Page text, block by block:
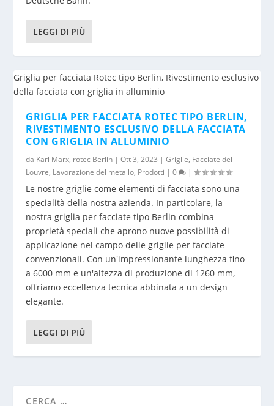
LEGGI DI PIÙ
GRIGLIA PER FACCIATA ROTEC TIPO BERLIN,
RIVESTIMENTO ESCLUSIVO DELLA FACCIATA
CON GRIGLIA IN ALLUMINIO
da Karl Marx, rotec Berlin |Ott 3, 2023 |Griglie, Facciate del
Louvre, Lavorazione del metallo, Prodotti |0 |
Le nostre griglie come elementi di facciata sono una
specialità della nostra azienda. In particolare, la
nostra griglia per facciate tipo Berlin combina
proprietà speciali che aprono nuove possibilità di
applicazione nel campo delle griglie per facciate
convenzionali. Con un'impressionante lunghezza fino
a 6000 mm e un'altezza di produzione di 1260 mm,
offriamo eccellenza tecnica abbinata a un design
elegante.
LEGGI DI PIÙ